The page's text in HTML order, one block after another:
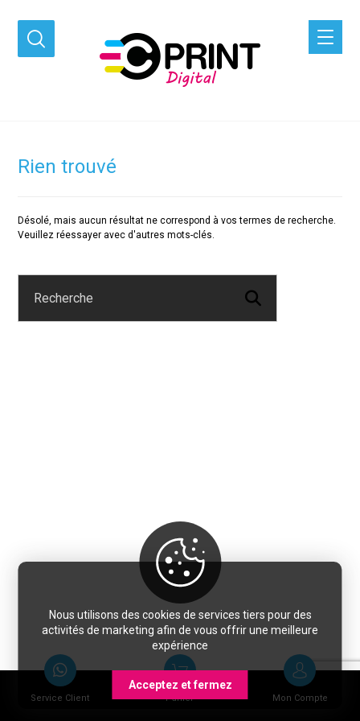
Rien trouvé
Désolé, mais aucun résultat ne correspond à vos termes de recherche.
Veuillez réessayer avec d'autres mots-clés.
Service Client Panier Mon Compte
Nous utilisons des cookies de services tiers pour des
activités de marketing afin de vous offrir une meilleure
expérience
Acceptez et fermez